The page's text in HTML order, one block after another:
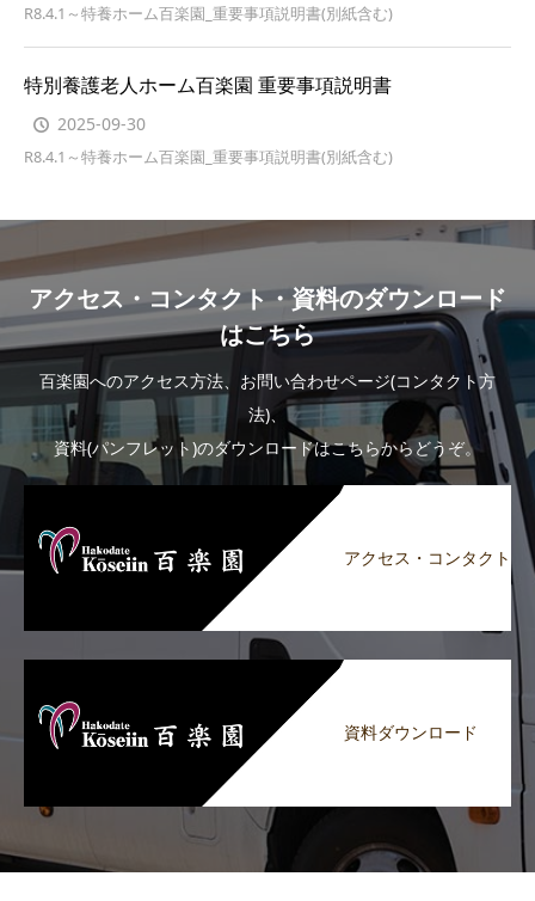
R8.4.1～特養ホーム百楽園_重要事項説明書(別紙含む)
特別養護老人ホーム百楽園 重要事項説明書
2025-09-30
R8.4.1～特養ホーム百楽園_重要事項説明書(別紙含む)
アクセス・コンタクト・資料のダウンロード
はこちら
百楽園へのアクセス方法、お問い合わせページ(コンタクト方
法)、
資料(パンフレット)のダウンロードはこちらからどうぞ。
アクセス・コンタクト
資料ダウンロード